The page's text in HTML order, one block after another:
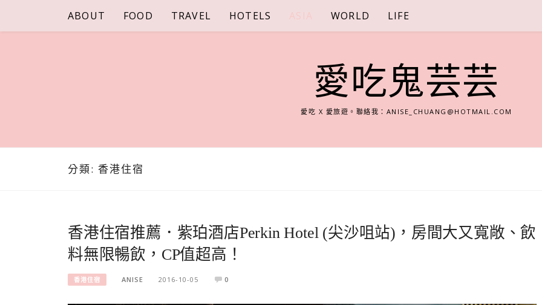
content
ABOUT FOOD TRAVEL HOTELS WORLD LIFE
愛吃鬼芸芸
愛吃 X 愛旅遊。聯絡我： ANISE_CHUANG@HOTMAIL.COM
分類: 香港住宿
香港住宿推薦．紫珀酒店Perkin Hotel (尖沙咀站)，房間大又寬敞、飲
料無限暢飲，CP值超高！
香港住宿 ANISE 2016-10-05 0